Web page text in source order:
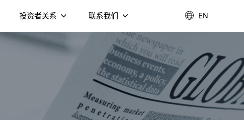
投资者关系 联系我们
联系我们
加入我们
EN